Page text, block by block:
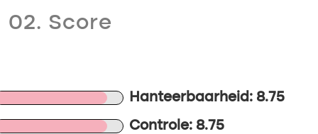
02. Score
Hanteerbaarheid: 8.75
Controle: 8.75